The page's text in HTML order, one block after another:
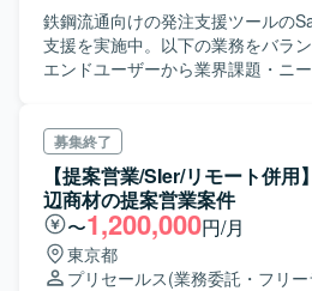
鉄鋼流通向けの発注支援ツールの
支援を実施中。以下の業務をバラ
エンドユーザーから業界課題・ニ
作成及びエンドユーザーへ営業支
・事業計画の実行に向けた施策検
直し ・ステコミ用の資料作成
募集終了
【提案営業/SIer/リモート併
辺商材の提案営業案件
〜1,200,000円/月
東京都
プリセールス(業務委託・フリ